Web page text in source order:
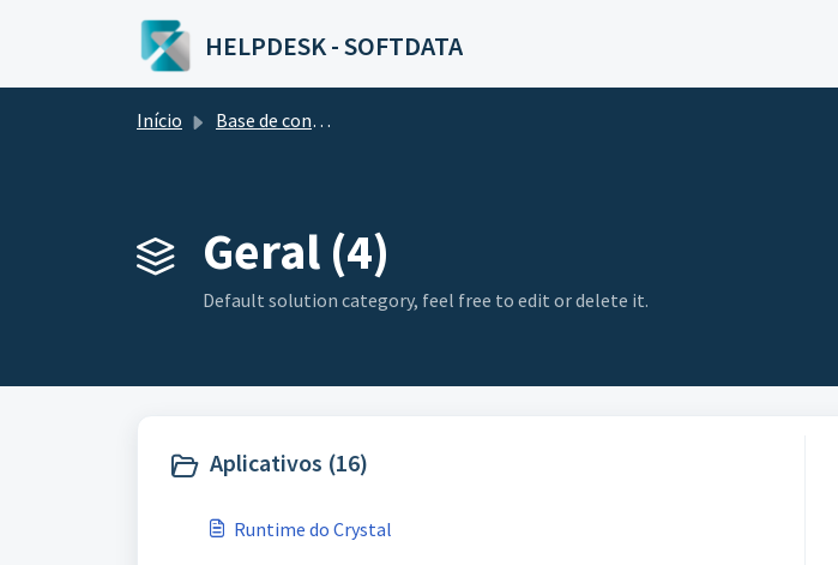
HELPDESK - SOFTDATA
Início Base de conhecimento
Geral (4)
Default solution category, feel free to edit or delete it.
Aplicativos (16)
Runtime do Crystal